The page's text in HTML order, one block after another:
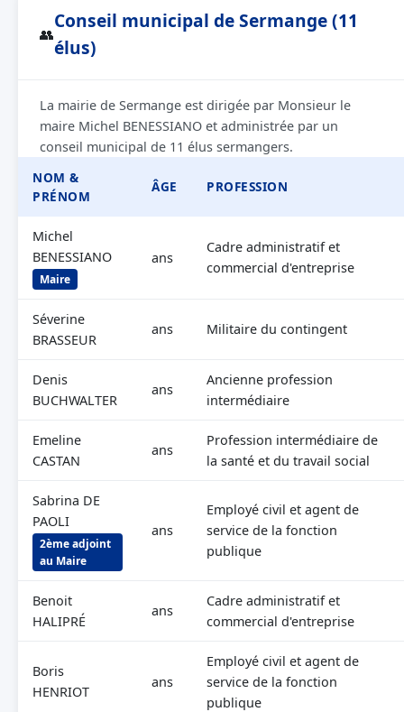
👥
Conseil municipal de Sermange (11
élus)
La mairie de Sermange est dirigée par Monsieur le
maire Michel BENESSIANO et administrée par un
conseil municipal de 11 élus sermangers.
NOM &
PRÉNOM
ÂGE PROFESSION
Michel
BENESSIANO
Maire
ans
Cadre administratif et
commercial d'entreprise
Séverine
BRASSEUR
ans Militaire du contingent
Denis
BUCHWALTER
ans
Ancienne profession
intermédiaire
Emeline
CASTAN
ans
Profession intermédiaire de
la santé et du travail social
Sabrina DE
PAOLI
2ème adjoint
au Maire
ans
Employé civil et agent de
service de la fonction
publique
Benoit
HALIPRÉ
ans
Cadre administratif et
commercial d'entreprise
Boris
HENRIOT
ans
Employé civil et agent de
service de la fonction
publique